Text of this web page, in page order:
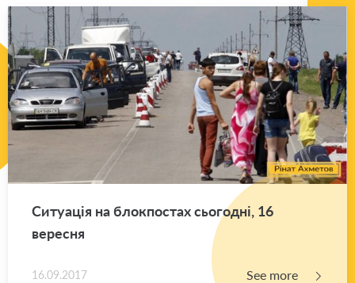
Ситуація на блокпостах сьогодні, 16
вересня
16.09.2017 See more